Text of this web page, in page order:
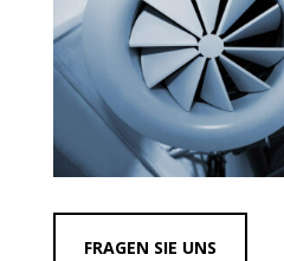
FRAGEN SIE UNS